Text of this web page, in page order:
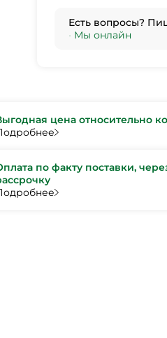
Есть вопросы?
• Мы онлайн
цена относительно
по факту поставки,